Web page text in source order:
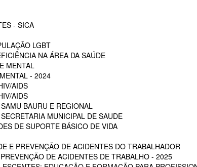
- SICA
LGBT
NA ÁREA DA SAÚDE
MENTAL
- 2024
AIDS
AIDS
BAURU E REGIONAL
MUNICIPAL DE SAUDE
DE SUPORTE BÁSICO DE VIDA
E PREVENÇÃO DE ACIDENTES DO TRABALHADOR
DE ACIDENTES DE TRABALHO - 2025